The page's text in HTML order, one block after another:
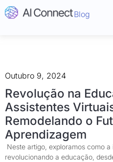
Blog
Revolução na
Assistentes
Remodelando o
Aprendizagem
Outubro 9, 2024
Neste artigo, exploramos como
revolucionando a educação,